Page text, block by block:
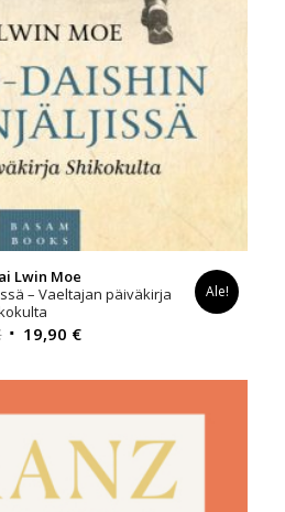
Lwin Moe
– Vaeltajan päiväkirja
Alkuperäinen
oli:
33,00 €.
19,90 €Nykyinen
on:
19,90 €.
Ale!